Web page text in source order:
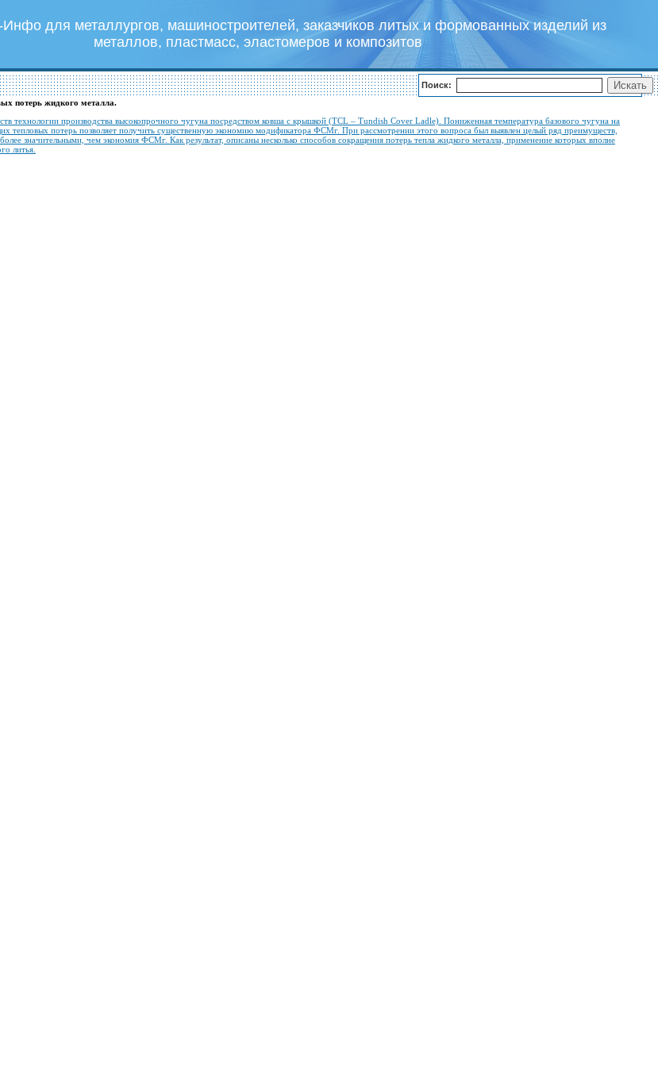
для металлургов, машиностроителей, заказчиков литых и формованных изделий из
металлов, пластмасс, эластомеров и композитов
Поиск:
потерь жидкого металла.
технологии производства высокопрочного чугуна посредством ковша с крышкой (TCL – Tundish Cover Ladle). Пониженная температура базового чугуна на
тепловых потерь позволяет получить существенную экономию модификатора ФСМг. При рассмотрении этого вопроса был выявлен целый ряд преимуществ,
значительными, чем экономия ФСМг. Как результат, описаны несколько способов сокращения потерь тепла жидкого металла, применение которых вполне
литья.